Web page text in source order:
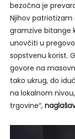
bezočna je
Njihov patriotizam
gramzive bitange
unovčiti u
sopstvenu korist.
govore na
tako ukrug, do
na lokalnom
trgovine“,